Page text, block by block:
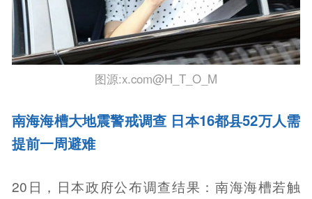
图源:x.com@H_T_O_M
南海海槽大地震警戒调查 日本16都县52万人需
提前一周避难
20日，日本政府公布调查结果：南海海槽若触